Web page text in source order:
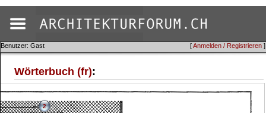
[Anmelden / Registrieren ]
Benutzer: Gast
Wörterbuch (fr):
2